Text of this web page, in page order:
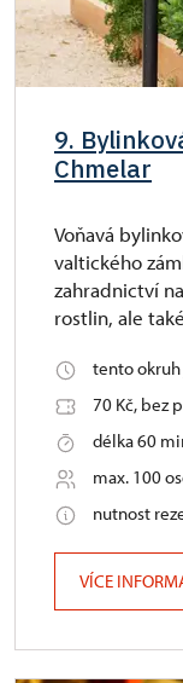
9.
Chmelar
Voňavá
valtického
zahradnictví
rostlin, ale
tento okruh
70 Kč, bez
délka 60
max. 100
nutnost
VÍCE